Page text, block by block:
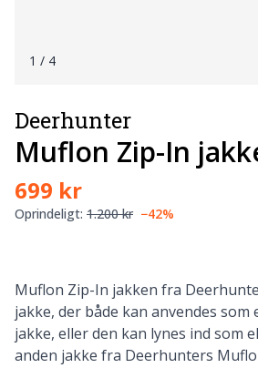
1 / 4
Deerhunter
Muflon Zip-In
699 kr
Oprindeligt: 1.200 kr −42%
Muflon Zip-In jakken fra
jakke, der både kan anvendes
jakke, eller den kan lynes ind som
anden jakke fra Deerhunters